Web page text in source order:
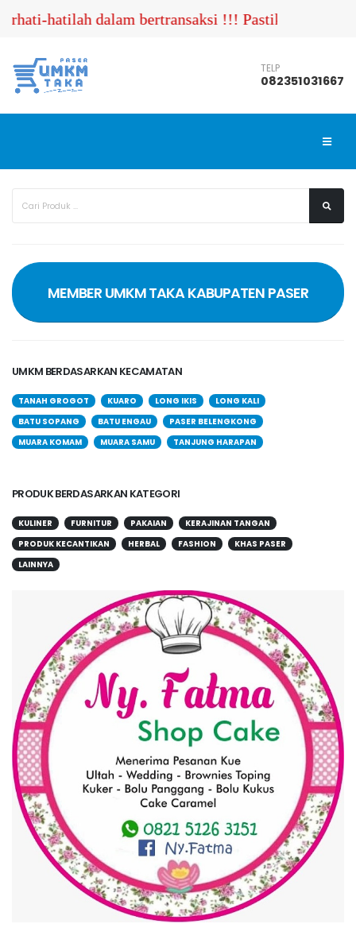
hatilah dalam bertransaksi !!! Pastikan Anda
TELP
082351031667
MEMBER UMKM TAKA KABUPATEN PASER
UMKM BERDASARKAN KECAMATAN
TANAH GROGOT KUARO LONG IKIS
LONG KALI
BATU SOPANG
BATU ENGAU
PASER BELENGKONG
MUARA KOMAM
MUARA SAMU TANJUNG HARAPAN
PRODUK BERDASARKAN KATEGORI
KULINER FURNITUR PAKAIAN
KERAJINAN TANGAN
PRODUK KECANTIKAN
HERBAL FASHION
KHAS PASER
LAINNYA